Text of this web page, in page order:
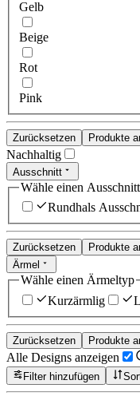
Gelb
Beige
Rot
Pink
Zurücksetzen Produkte
Nachhaltig
Ausschnitt
Wähle einen Ausschnitt
Rundhals
Zurücksetzen
Produkte
Ärmel
Wähle einen Ärmeltyp
Kurzärmlig
Zurücksetzen Produkte
Alle Designs anzeigen
Filter hinzufügen